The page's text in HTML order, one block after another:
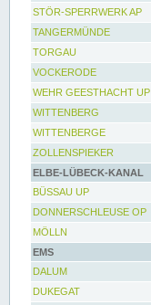
STÖR-SPERRWERK AP
TANGERMÜNDE
TORGAU
VOCKERODE
WEHR GEESTHACHT UP
WITTENBERG
WITTENBERGE
ZOLLENSPIEKER
ELBE-LÜBECK-KANAL
BÜSSAU UP
DONNERSCHLEUSE OP
MÖLLN
EMS
DALUM
DUKEGAT